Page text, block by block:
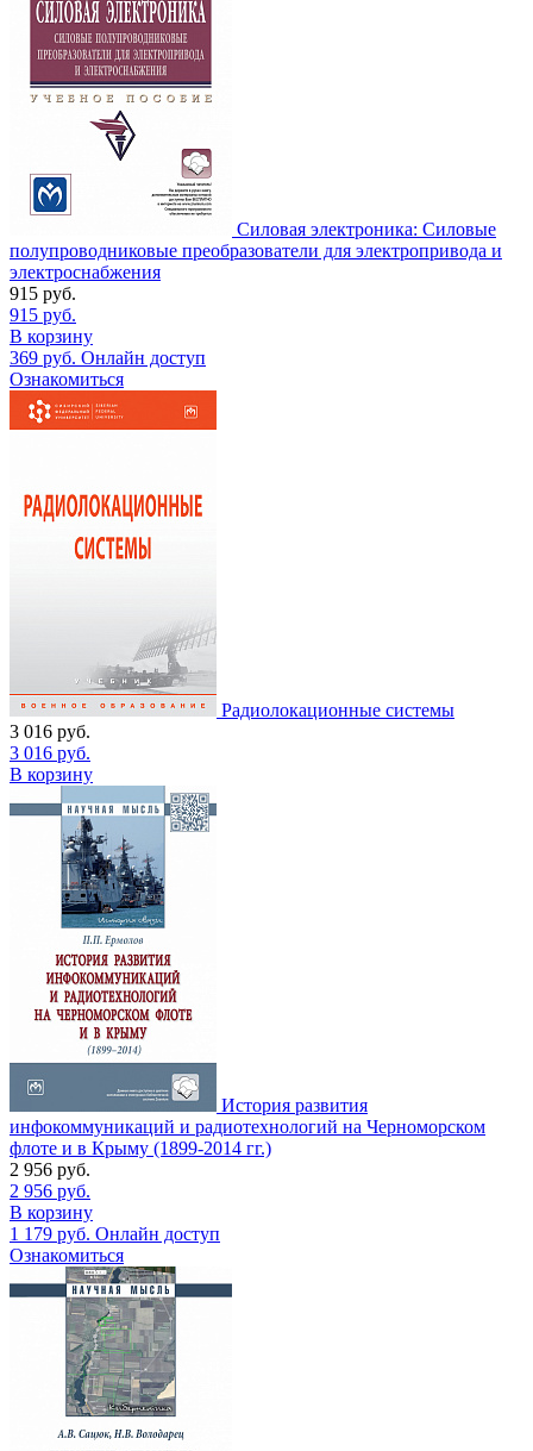
Силовая электроника: Силовые
полупроводниковые преобразователи для электропривода и
электроснабжения
915 руб.
915 руб.
В корзину
369 руб. Онлайн доступ
Ознакомиться
Радиолокационные системы
3 016 руб.
3 016 руб.
В корзину
История развития
инфокоммуникаций и радиотехнологий на Черноморском
флоте и в Крыму (1899-2014 гг.)
2 956 руб.
2 956 руб.
В корзину
1 179 руб. Онлайн доступ
Ознакомиться